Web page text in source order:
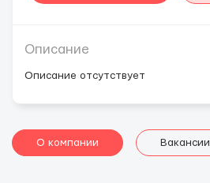
Описание
Описание отсутствует
О компании Вакансии